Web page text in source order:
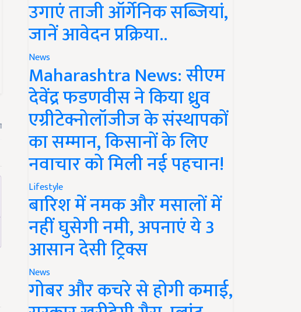
उगाएं ताजी ऑर्गेनिक सब्जियां,
जानें आवेदन प्रक्रिया..
News
Maharashtra News: सीएम
देवेंद्र फडणवीस ने किया ध्रुव
एग्रीटेक्नोलॉजीज के संस्थापकों
का सम्मान, किसानों के लिए
नवाचार को मिली नई पहचान!
Lifestyle
बारिश में नमक और मसालों में
नहीं घुसेगी नमी, अपनाएं ये 3
आसान देसी ट्रिक्स
News
गोबर और कचरे से होगी कमाई,